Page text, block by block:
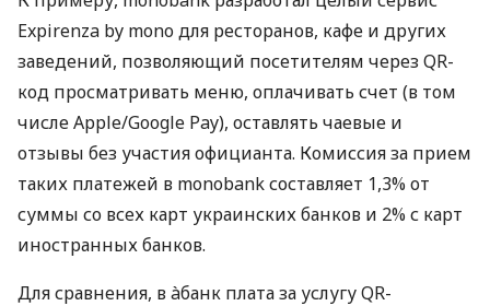
Expirenza by mono для ресторанов, кафе и других
заведений, позволяющий посетителям через QR-
код просматривать меню, оплачивать счет (в том
числе Apple/Google Pay), оставлять чаевые и
отзывы без участия официанта. Комиссия за прием
таких платежей в monobank составляет 1,3% от
суммы со всех карт украинских банков и 2% с карт
иностранных банков.
Для сравнения, в àбанк плата за услугу QR-